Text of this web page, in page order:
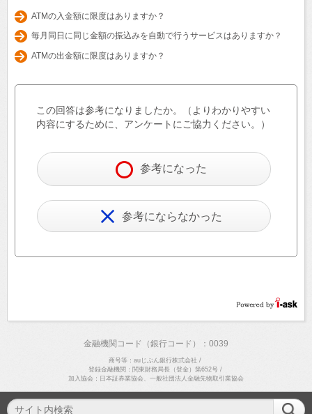
ATMの入金額に限度はありますか？
毎月同日に同じ金額の振込みを自動で行うサービスはありますか？
ATMの出金額に限度はありますか？
この回答は参考になりましたか。（よりわかりやすい
内容にするために、アンケートにご協力ください。）
参考になった
参考にならなかった
金融機関コード（銀行コード）：0039
商号等：auじぶん銀行株式会社 /
登録金融機関：関東財務局長（登金）第652号/
加入協会：日本証券業協会、一般社団法人金融先物取引業協会